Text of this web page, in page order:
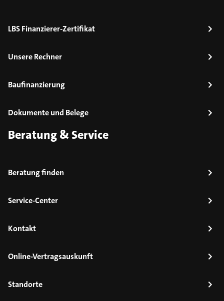
LBS Finanzierer-Zertifikat
Unsere Rechner
Baufinanzierung
Dokumente und Belege
Beratung & Service
Beratung finden
Service-Center
Kontakt
Online-Vertragsauskunft
Standorte